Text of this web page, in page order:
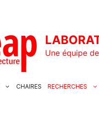
Une équipe
CHAIRES RECHERCHES